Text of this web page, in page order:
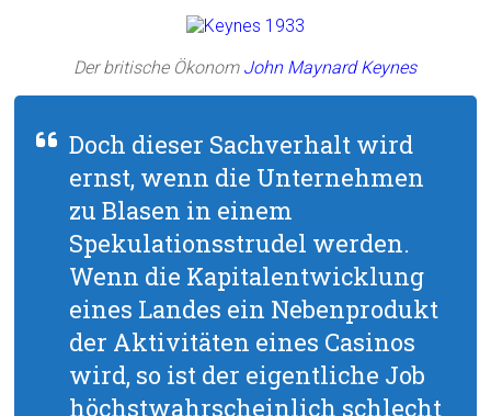
Der britische Ökonom John Maynard Keynes
Doch dieser Sachverhalt wird
ernst, wenn die Unternehmen
zu Blasen in einem
Spekulationsstrudel werden.
Wenn die Kapitalentwicklung
eines Landes ein Nebenprodukt
der Aktivitäten eines Casinos
wird, so ist der eigentliche Job
höchstwahrscheinlich schlecht